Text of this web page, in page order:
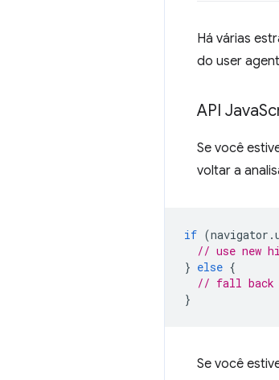
Há várias
do user
API Java
Se você
voltar a
if (navigator .
// use new
} else {
// fall back
}
Se você